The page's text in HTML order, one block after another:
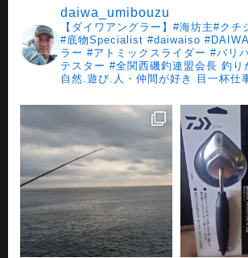
daiwa_umibouzu
【ダイワアングラー】#海坊主#クチ
#底物Specialist #daiwaiso
ラー #アトミックスライダー #バリ
テスター #全関西磯釣連盟会長 釣り
自然.遊び.人・仲間が好き
目一杯仕